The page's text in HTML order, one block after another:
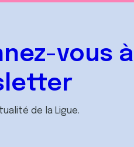
vous
de la Ligue.